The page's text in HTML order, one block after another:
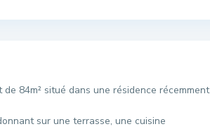
84m² situé dans une résidence récemment
sur une terrasse, une cuisine